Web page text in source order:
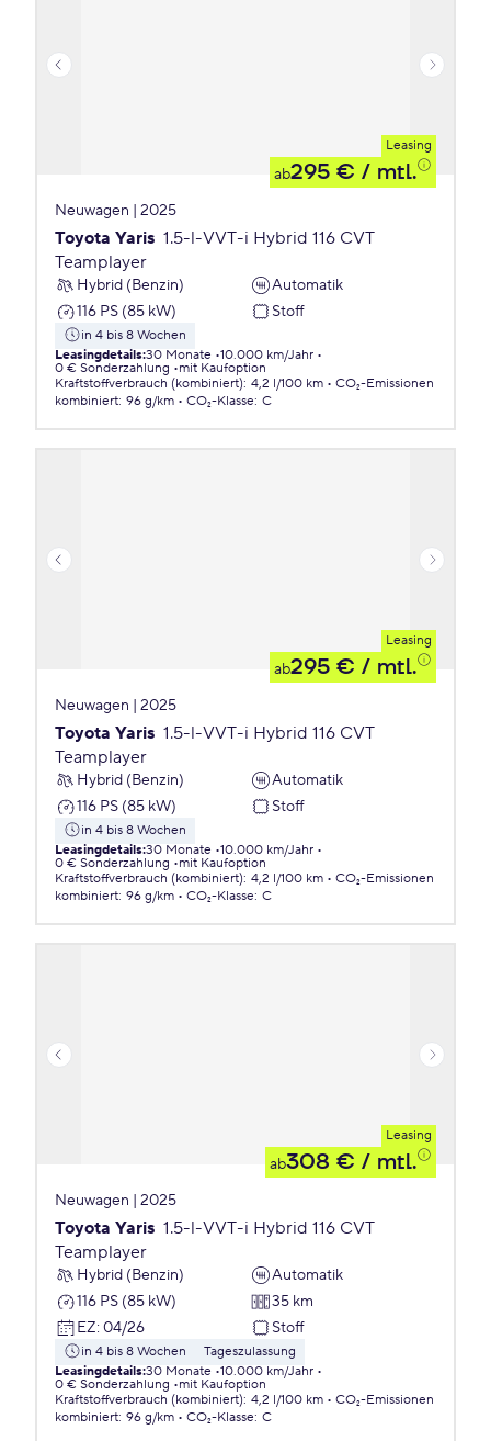
Leasing
ab295 € / mtl.
Neuwagen | 2025
Toyota Yaris 1.5-l-VVT-i Hybrid 116 CVT
Teamplayer
Hybrid (Benzin)
Automatik
116 PS (85 kW)
Stoff
in 4 bis 8 Wochen
Leasingdetails:30 Monate 10.000 km/Jahr
0 € Sonderzahlung
mit Kaufoption
Kraftstoffverbrauch (kombiniert): 4,2 l/100 km
CO₂-Emissionen
kombiniert: 96 g/km CO₂-Klasse: C
Leasing
ab295 € / mtl.
Neuwagen | 2025
Toyota Yaris 1.5-l-VVT-i Hybrid 116 CVT
Teamplayer
Hybrid (Benzin)
Automatik
116 PS (85 kW)
Stoff
in 4 bis 8 Wochen
Leasingdetails:30 Monate 10.000 km/Jahr
0 € Sonderzahlung
mit Kaufoption
Kraftstoffverbrauch (kombiniert): 4,2 l/100 km
CO₂-Emissionen
kombiniert: 96 g/km CO₂-Klasse: C
Leasing
ab308 € / mtl.
Neuwagen | 2025
Toyota Yaris 1.5-l-VVT-i Hybrid 116 CVT
Teamplayer
Hybrid (Benzin)
Automatik
116 PS (85 kW)
35 km
EZ: 04/26 Stoff
in 4 bis 8 Wochen
Tageszulassung
Leasingdetails:30 Monate 10.000 km/Jahr
0 € Sonderzahlung
mit Kaufoption
Kraftstoffverbrauch (kombiniert): 4,2 l/100 km
CO₂-Emissionen
kombiniert: 96 g/km CO₂-Klasse: C